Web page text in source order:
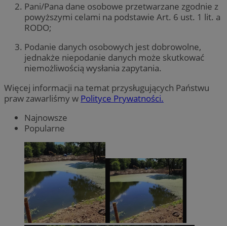
Pani/Pana dane osobowe przetwarzane zgodnie z
powyższymi celami na podstawie Art. 6 ust. 1 lit. a
RODO;
Podanie danych osobowych jest dobrowolne,
jednakże niepodanie danych może skutkować
niemożliwością wysłania zapytania.
Więcej informacji na temat przysługujących Państwu
praw zawarliśmy w Polityce Prywatności.
Najnowsze
Popularne